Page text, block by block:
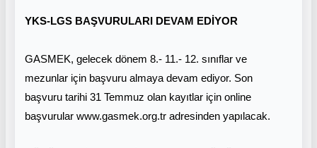
YKS-LGS BAŞVURULARI DEVAM EDİYOR
GASMEK, gelecek dönem 8.- 11.- 12. sınıflar ve
mezunlar için başvuru almaya devam ediyor. Son
başvuru tarihi 31 Temmuz olan kayıtlar için online
başvurular www.gasmek.org.tr adresinden yapılacak.